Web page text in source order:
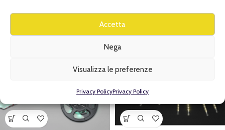
Accetta
Nega
Visualizza le preferenze
Privacy PolicyPrivacy Policy
€5,60 €3,75 IVA INCLUSA €89,35 €59,55 IVA INCLUSA
SALE SALE